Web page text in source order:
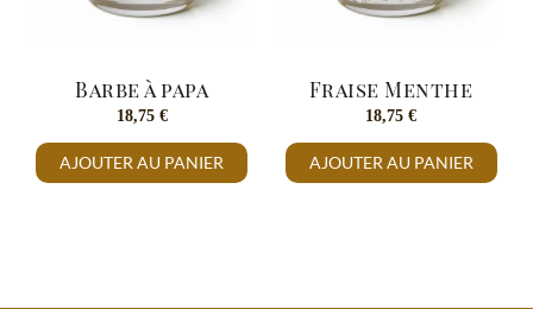
Barbe à papa
18,75 €
AJOUTER AU PANIER
Fraise Menthe
18,75€
AJOUTER AU PANIER